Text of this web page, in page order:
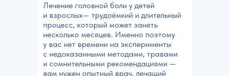
Лечение головной боли у детей
и взрослых— трудоёмкий и длительный
процесс, который может занять
несколько месяцев. Именно поэтому
у вас нет времени на эксперименты
с недоказанными методами, травами
и сомнительными рекомендациями —
вам нужен опытный врач, лечащий